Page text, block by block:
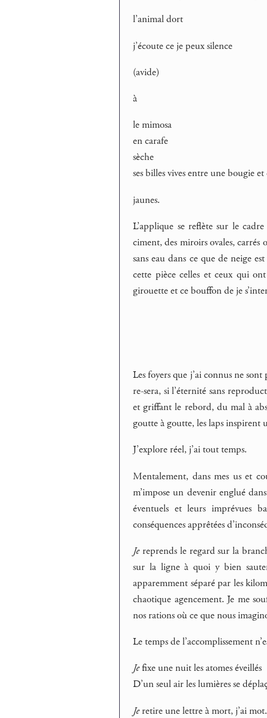
l’animal dort
j’écoute ce je peux silence
(avide)
à
le mimosa
en carafe
sèche
ses billes vives entre une bougie
jaunes.
L’applique se reflète sur le
ciment, des miroirs ovales,
sans eau dans ce que de neige
cette pièce celles et ceux qui
girouette et ce bouffon de je
Les foyers que j’ai connus ne
re-sera, si l’éternité sans
et griffant le rebord, du mal à
goutte à goutte, les laps inspirent
J’explore réel, j’ai tout temps.
Mentalement, dans mes us et
m’impose un devenir englué
éventuels et leurs imprévues
conséquences apprêtées
Jereprends le regard sur la
sur la ligne à quoi y bien
apparemment séparé par les
chaotique agencement. Je me
nos rations où ce que nous
Le temps de l’accomplissement
Jefixe une nuit les atomes éveillés
D’un seul air les lumières se
Jeretire une lettre à mort, j’ai mot.